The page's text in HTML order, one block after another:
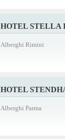
HOTEL STELLA
Alberghi Rimini
HOTEL
Alberghi Parma